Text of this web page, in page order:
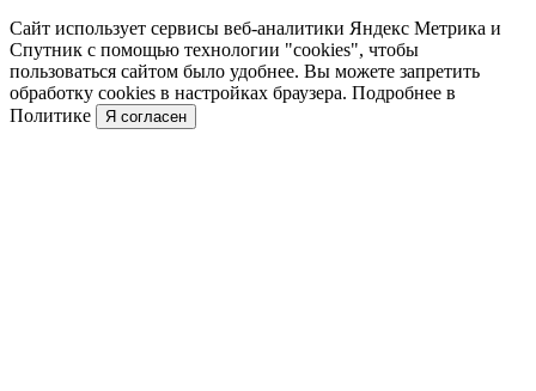
Сайт использует сервисы веб-аналитики Яндекс Метрика и
Спутник с помощью технологии "cookies", чтобы
пользоваться сайтом было удобнее. Вы можете запретить
обработку cookies в настройках браузера. Подробнее в
Политике
Я согласен